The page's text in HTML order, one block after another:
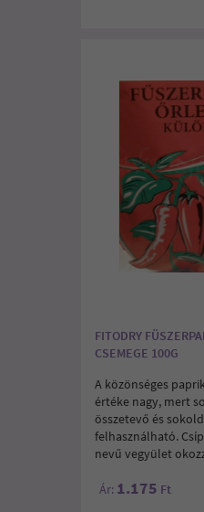
FITODRY
CSEMEGE 100G
A közönséges
értéke nagy, mert
összetevő és
felhasználható.
nevű vegyület
Ár: 1.175 Ft